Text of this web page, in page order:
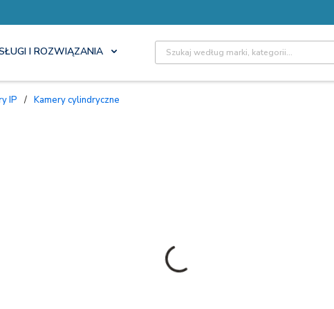
I ROZWIĄZANIA Site Search
IP / Kamery cylindryczne